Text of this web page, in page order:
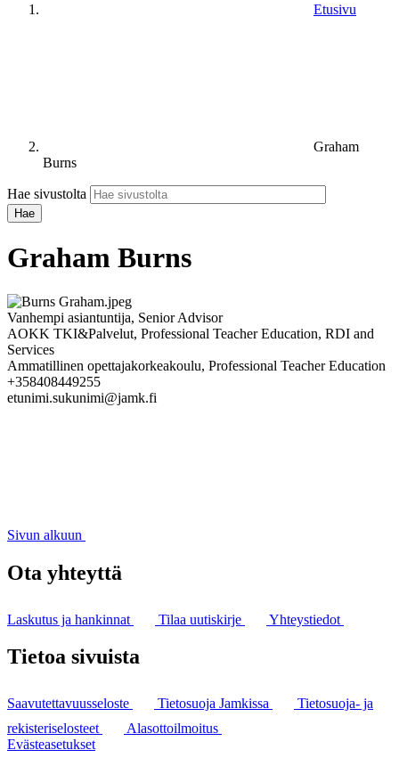
Etusivu
Graham
Burns
Hae sivustolta
Graham Burns
Vanhempi asiantuntija, Senior Advisor
AOKK TKI&Palvelut, Professional Teacher Education, RDI and
Services
Ammatillinen opettajakorkeakoulu, Professional Teacher Education
+358408449255
etunimi.sukunimi@jamk.fi
Sivun alkuun
Ota yhteyttä
Laskutus ja hankinnat Tilaa uutiskirje Yhteystiedot
Tietoa sivuista
Saavutettavuusseloste Tietosuoja Jamkissa
Tietosuoja- ja
rekisteriselosteet
Alasottoilmoitus
Evästeasetukset